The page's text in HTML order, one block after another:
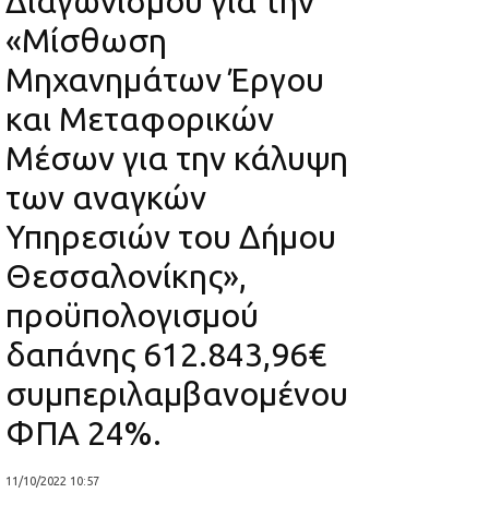
«Μίσθωση
Μηχανημάτων Έργου
και Μεταφορικών
Μέσων για την κάλυψη
των αναγκών
Υπηρεσιών του Δήμου
Θεσσαλονίκης»,
προϋπολογισμού
δαπάνης 612.843,96€
συμπεριλαμβανομένου
ΦΠΑ 24%.
11/10/2022 10:57